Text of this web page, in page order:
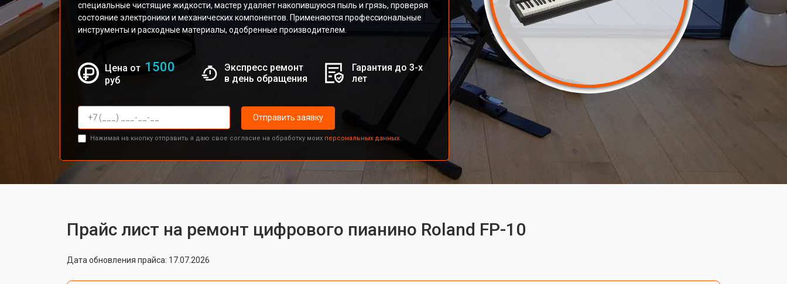
специальные чистящие жидкости, мастер удаляет накопившуюся пыль и грязь, проверяя
состояние электроники и механических компонентов. Применяются профессиональные
инструменты и расходные материалы, одобренные производителем.
Цена от 1500
руб
Экспресс ремонт
в день обращения
Гарантия до 3-х
лет
Отправить заявку
Нажимая на кнопку отправить я даю свое согласие на обработку моих персональных данных.
Прайс лист на ремонт цифрового пианино Roland FP-10
Дата обновления прайса: 17.07.2026